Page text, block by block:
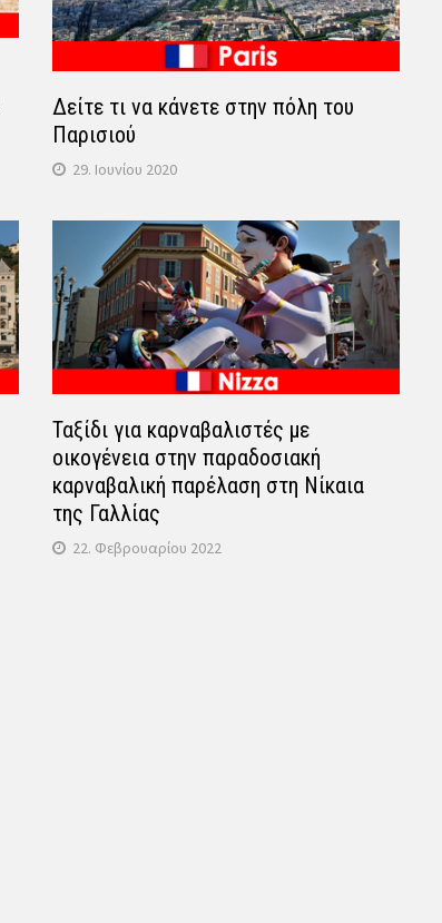
Δείτε τι να κάνετε στην πόλη του
Παρισιού
29. Ιουνίου 2020
Ταξίδι για καρναβαλιστές με
οικογένεια στην παραδοσιακή
καρναβαλική παρέλαση στη Νίκαια
της Γαλλίας
22. Φεβρουαρίου 2022